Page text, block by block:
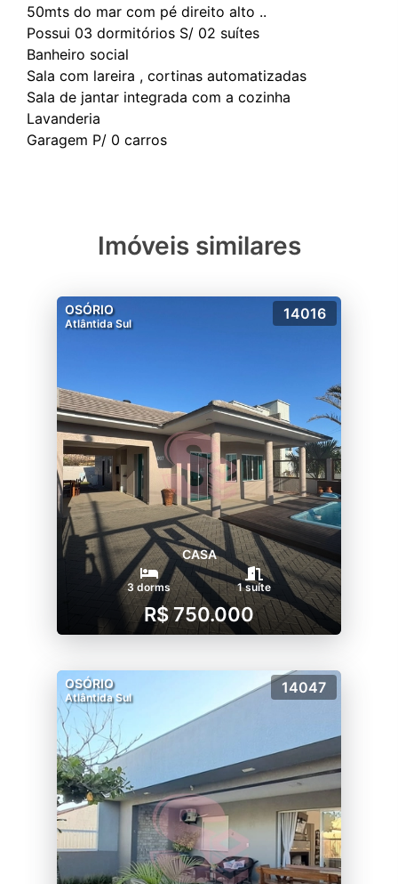
50mts do mar com pé direito alto ..
Possui 03 dormitórios S/ 02 suítes
Banheiro social
Sala com lareira , cortinas automatizadas
Sala de jantar integrada com a cozinha
Lavanderia
Imóveis similares
OSÓRIO
Atlântida Sul
14016
CASA
3 dorms 1 suíte
R$ 750.000
OSÓRIO
Atlântida Sul
14047